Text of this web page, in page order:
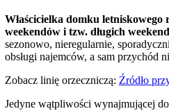
Właścicielka domku letniskowego
weekendów i tzw. długich
sezonowo, nieregularnie,
obsługi najemców, a sam przychód
Zobacz linię orzeczniczą: Źródło
Jedyne wątpliwości wynajmującej